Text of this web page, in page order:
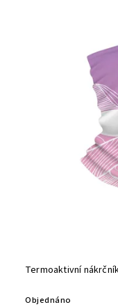
Termoaktivní
Objednáno